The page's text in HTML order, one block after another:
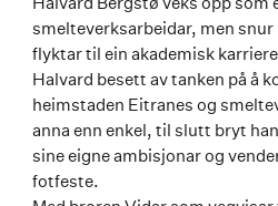
smelteverksarbeidar, men
flyktar til ein akademisk
Halvard besett av tanken på å
heimstaden Eitranes og
anna enn enkel, til slutt bryt
sine eigne ambisjonar og
fotfeste.